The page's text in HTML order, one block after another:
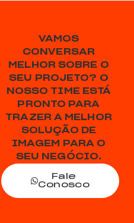
VAMOS
CONVERSAR
MELHOR SOBRE O
SEU PROJETO? O
NOSSO TIME ESTÁ
PRONTO PARA
TRAZER A MELHOR
SOLUÇÃO DE
IMAGEM PARA O
SEU NEGÓCIO.
Fale
Conosco